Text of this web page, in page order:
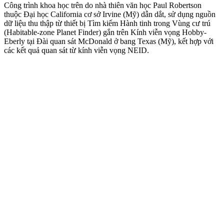
Công trình khoa học trên do nhà thiên văn học Paul Robertson
thuộc Đại học California cơ sở Irvine (Mỹ) dẫn dắt, sử dụng nguồn
dữ liệu thu thập từ thiết bị Tìm kiếm Hành tinh trong Vùng cư trú
(Habitable-zone Planet Finder) gắn trên Kính viễn vọng Hobby-
Eberly tại Đài quan sát McDonald ở bang Texas (Mỹ), kết hợp với
các kết quả quan sát từ kính viễn vọng NEID.